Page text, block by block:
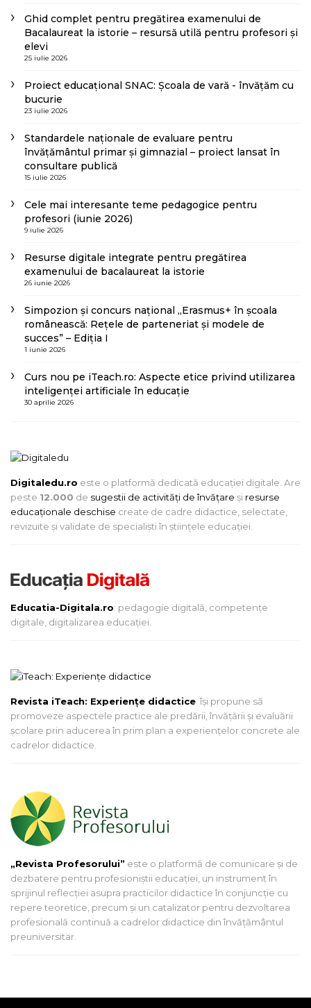
Ghid complet pentru pregătirea examenului de
Bacalaureat la istorie – resursă utilă pentru profesori și
elevi
25 iulie 2026
Proiect educațional SNAC: Școala de vară - învățăm cu
bucurie
23 iulie 2026
Standardele naționale de evaluare pentru
învățământul primar și gimnazial – proiect lansat în
consultare publică
15 iulie 2026
Cele mai interesante teme pedagogice pentru
profesori (iunie 2026)
9 iulie 2026
Resurse digitale integrate pentru pregătirea
examenului de bacalaureat la istorie
26 iunie 2026
Simpozion și concurs național „Erasmus+ în școala
românească: Rețele de parteneriat și modele de
succes” – Ediția I
1 iunie 2026
Curs nou pe iTeach.ro: Aspecte etice privind utilizarea
inteligenței artificiale în educație
30 aprilie 2026
Digitaledu.ro este o platformă dedicată educației digitale. Are
peste 12.000 de sugestii de activități de învățare și resurse
educaționale deschise create de cadre didactice, selectate,
revizuite și validate de specialiști în științele educației.
Educatia-Digitala.ro: pedagogie digitală, competențe
digitale, digitalizarea educației.
Revista iTeach: Experienţe didactice îşi propune să
promoveze aspectele practice ale predării, învăţării şi evaluării
şcolare prin aducerea în prim plan a experienţelor concrete ale
cadrelor didactice.
„Revista Profesorului” este o platformă de comunicare și de
dezbatere pentru profesioniștii educației, un instrument în
sprijinul reflecției asupra practicilor didactice în conjuncție cu
repere teoretice, precum și un catalizator pentru dezvoltarea
profesională continuă a cadrelor didactice din învățământul
preuniversitar.